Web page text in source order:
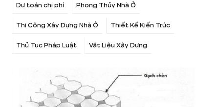
Dự toán chi phí Phong Thủy Nhà Ở
Thi Công Xây Dựng Nhà Ở Thiết Kế Kiến Trúc
Thủ Tục Pháp Luật Vật Liệu Xây Dựng